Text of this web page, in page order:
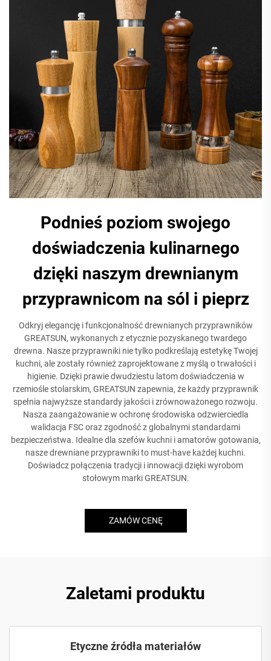
Podnieś poziom swojego
doświadczenia kulinarnego
dzięki naszym drewnianym
przyprawnicom na sól i pieprz
Odkryj elegancję i funkcjonalność drewnianych przyprawników
GREATSUN, wykonanych z etycznie pozyskanego twardego
drewna. Nasze przyprawniki nie tylko podkreślają estetykę Twojej
kuchni, ale zostały również zaprojektowane z myślą o trwałości i
higienie. Dzięki prawie dwudziestu latom doświadczenia w
rzemiośle stolarskim, GREATSUN zapewnia, że każdy przyprawnik
spełnia najwyższe standardy jakości i zrównoważonego rozwoju.
Nasza zaangażowanie w ochronę środowiska odzwierciedla
walidacja FSC oraz zgodność z globalnymi standardami
bezpieczeństwa. Idealne dla szefów kuchni i amatorów gotowania,
nasze drewniane przyprawniki to must-have każdej kuchni.
Doświadcz połączenia tradycji i innowacji dzięki wyrobom
stołowym marki GREATSUN.
ZAMÓW CENĘ
Zaletami produktu
Etyczne źródła materiałów